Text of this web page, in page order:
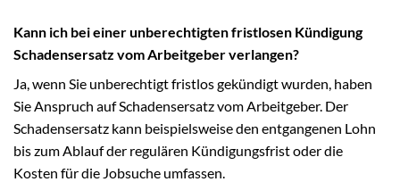
Kann ich bei einer unberechtigten fristlosen Kündigung
Schadensersatz vom Arbeitgeber verlangen?
Ja, wenn Sie unberechtigt fristlos gekündigt wurden, haben
Sie Anspruch auf Schadensersatz vom Arbeitgeber. Der
Schadensersatz kann beispielsweise den entgangenen Lohn
bis zum Ablauf der regulären Kündigungsfrist oder die
Kosten für die Jobsuche umfassen.